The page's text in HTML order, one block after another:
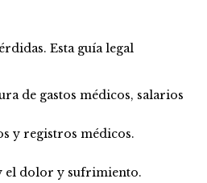
Esta guía legal
de gastos médicos, salarios
y registros médicos.
el dolor y sufrimiento.